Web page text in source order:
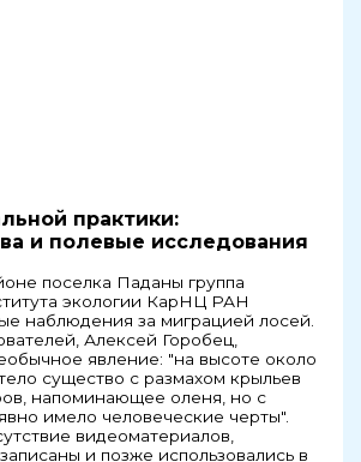
практики:
и полевые исследования
поселка Паданы группа
экологии КарНЦ РАН
наблюдения за миграцией лосей.
Алексей Горобец,
явление: "на высоте около
существо с размахом крыльев
напоминающее оленя, но с
имело человеческие черты".
видеоматериалов,
и позже использовались в